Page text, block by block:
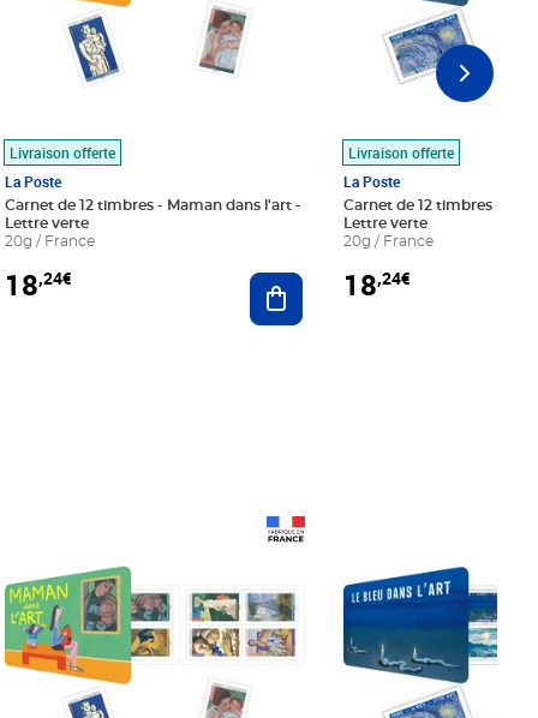
au panier
Livraison offerte
La Poste
Carnet de 12 timbres - Maman dans l'art -
Lettre verte
20g / France
18,24€ Ajouter au panier
Livraison offerte
La Poste
Carnet de 12 timbres - Le
Lettre verte
20g / France
18,24€